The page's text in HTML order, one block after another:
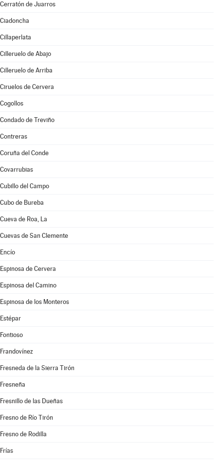
Cerratón de Juarros
Ciadoncha
Cillaperlata
Cilleruelo de Abajo
Cilleruelo de Arriba
Ciruelos de Cervera
Cogollos
Condado de Treviño
Contreras
Coruña del Conde
Covarrubias
Cubillo del Campo
Cubo de Bureba
Cueva de Roa, La
Cuevas de San Clemente
Encío
Espinosa de Cervera
Espinosa del Camino
Espinosa de los Monteros
Estépar
Fontioso
Frandovínez
Fresneda de la Sierra Tirón
Fresneña
Fresnillo de las Dueñas
Fresno de Río Tirón
Fresno de Rodilla
Frías